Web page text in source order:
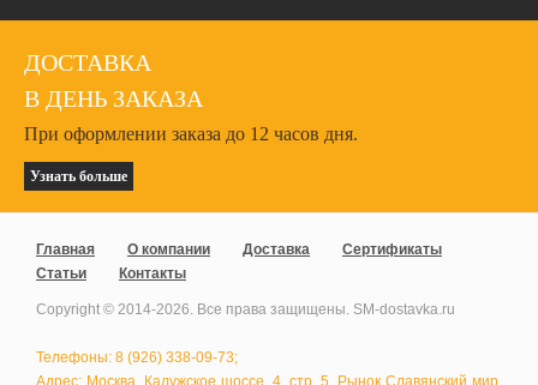
ДОСТАВКА
В ДЕНЬ ЗАКАЗА
При оформлении заказа до 12 часов дня.
Узнать больше
Главная О компании Доставка
Сертификаты
Статьи
Контакты
Copyright © 2014-2026. Все права защищены. SM-dostavka.ru
Телефоны: 8 (926) 338-09-73;
Адрес: Москва, Калужское шоссе, 4, стр. 5, Рынок Славянский мир,